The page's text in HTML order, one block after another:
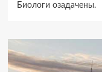
Биологи озадачены.